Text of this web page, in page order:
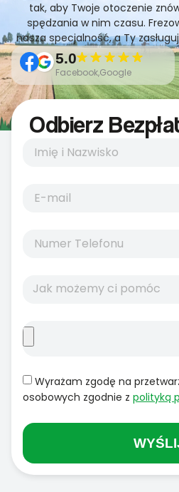
tak, aby Twoje otoczenie
spędzania w nim czasu.
nasza specjalność, a Ty
5.0
Facebook,Google
Odbierz
Wyrażam zgodę na
osobowych zgodnie z polityką